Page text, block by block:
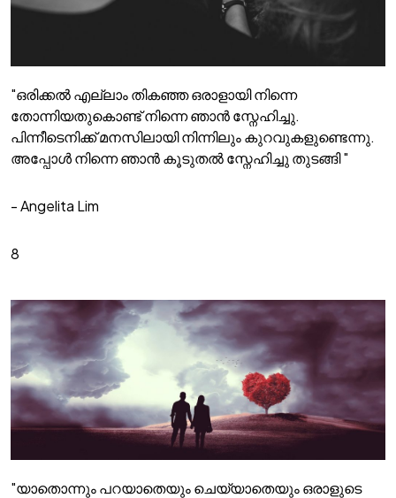
"ഒരിക്കൽ എല്ലാം തികഞ്ഞ ഒരാളായി നിന്നെ
തോന്നിയതുകൊണ്ട് നിന്നെ ഞാൻ സ്നേഹിച്ചു.
പിന്നീടെനിക്ക് മനസിലായി നിന്നിലും കുറവുകളുണ്ടെന്നു.
അപ്പോൾ നിന്നെ ഞാൻ കൂടുതൽ സ്നേഹിച്ചു തുടങ്ങി "
- Angelita Lim
8
"യാതൊന്നും പറയാതെയും ചെയ്യാതെയും ഒരാളുടെ